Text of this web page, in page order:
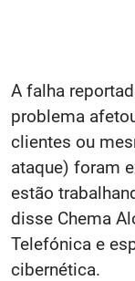
A falha
problema
clientes ou
ataque) foram
estão
disse Chema
Telefónica e
cibernética.